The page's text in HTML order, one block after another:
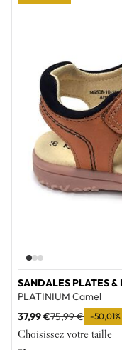
SANDALES PLATES
PLATINIUM Camel
37,99 €75,99 € -50,01%
Choisissez votre taille